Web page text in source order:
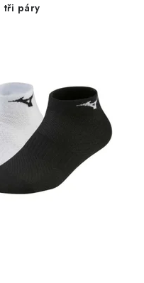
tři páry